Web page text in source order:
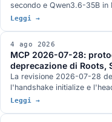
secondo e Qwen3.6-35B in
Flash 0731 a 82, su tre
parametri in 272 GB.
condizioni in cui ogni
Leggi →
4 ago 2026
MCP 2026-07-28:
deprecazione di Roots,
La revisione 2026-07-28
l'handshake initialize e
viaggia da sola e un server
Leggi →